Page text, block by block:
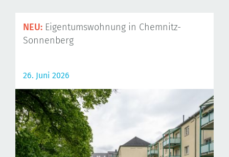
NEU: Eigentumswohnung in Chemnitz-
Sonnenberg
26. Juni 2026